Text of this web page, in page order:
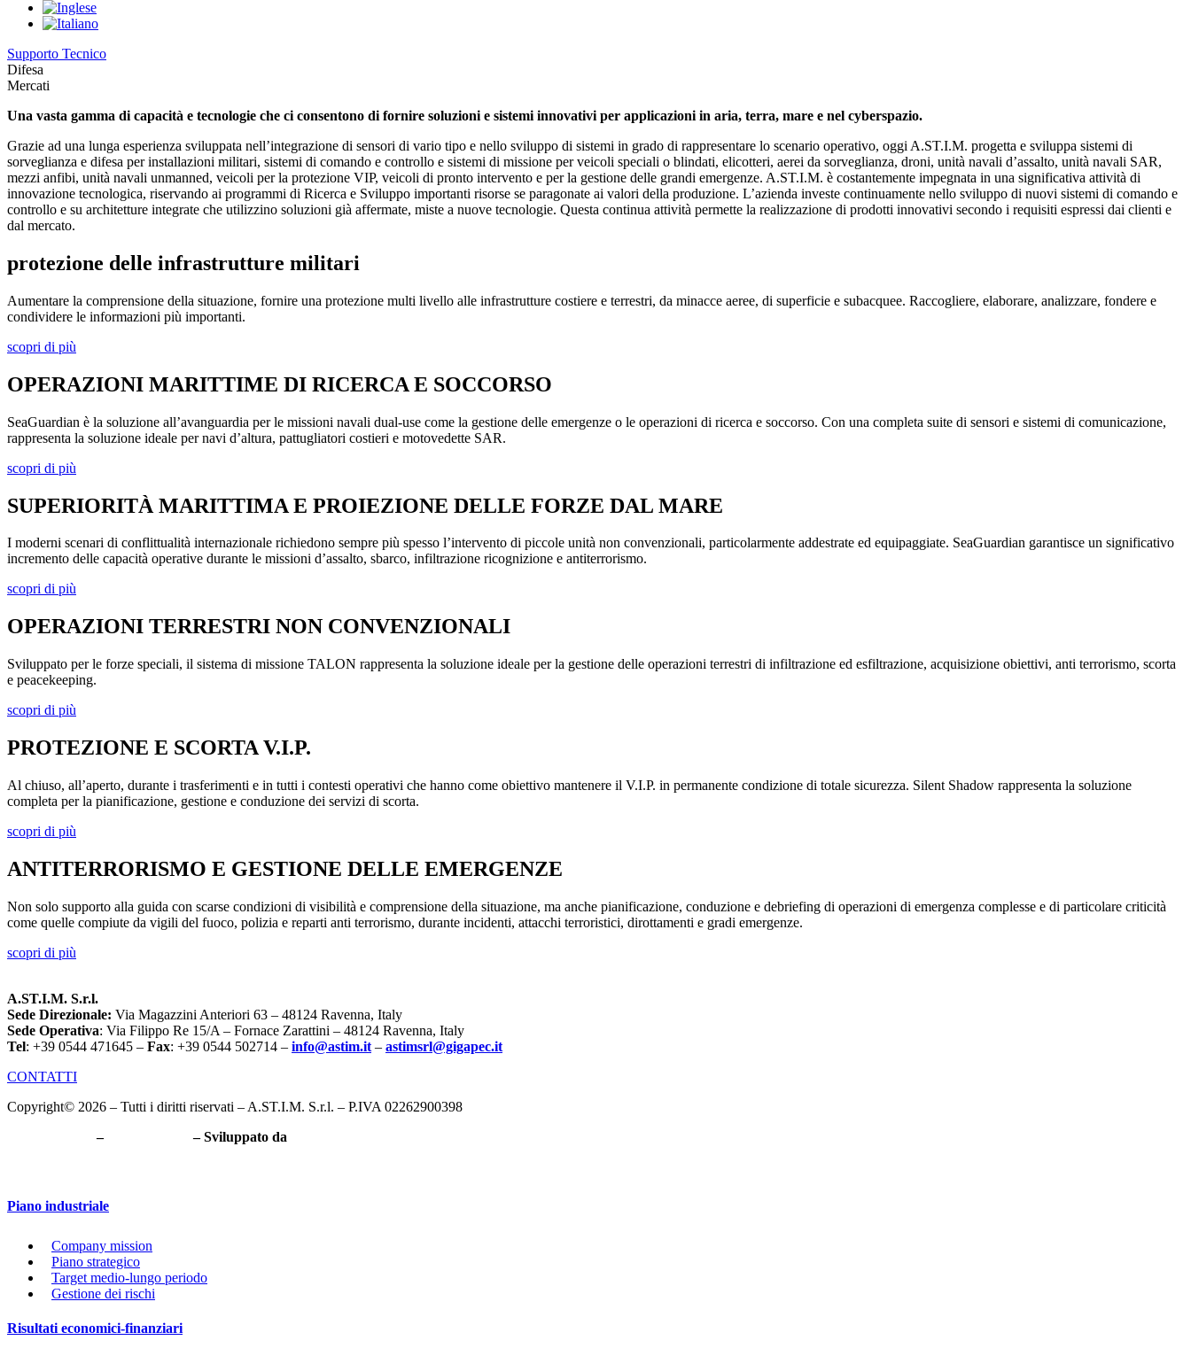
Supporto Tecnico
Difesa
Mercati
Una vasta gamma di capacità e tecnologie che ci consentono di fornire soluzioni e sistemi innovativi per applicazioni in aria, terra, mare e nel cyberspazio.
Grazie ad una lunga esperienza sviluppata nell’integrazione di sensori di vario tipo e nello sviluppo di sistemi in grado di rappresentare lo scenario operativo, oggi A.ST.I.M. progetta e sviluppa sistemi di
sorveglianza e difesa per installazioni militari, sistemi di comando e controllo e sistemi di missione per veicoli speciali o blindati, elicotteri, aerei da sorveglianza, droni, unità navali d’assalto, unità navali SAR,
mezzi anfibi, unità navali unmanned, veicoli per la protezione VIP, veicoli di pronto intervento e per la gestione delle grandi emergenze. A.ST.I.M. è costantemente impegnata in una significativa attività di
innovazione tecnologica, riservando ai programmi di Ricerca e Sviluppo importanti risorse se paragonate ai valori della produzione. L’azienda investe continuamente nello sviluppo di nuovi sistemi di comando e
controllo e su architetture integrate che utilizzino soluzioni già affermate, miste a nuove tecnologie. Questa continua attività permette la realizzazione di prodotti innovativi secondo i requisiti espressi dai clienti e
dal mercato.
protezione delle infrastrutture militari
Aumentare la comprensione della situazione, fornire una protezione multi livello alle infrastrutture costiere e terrestri, da minacce aeree, di superficie e subacquee. Raccogliere, elaborare, analizzare, fondere e
condividere le informazioni più importanti.
scopri di più
OPERAZIONI MARITTIME DI RICERCA E SOCCORSO
SeaGuardian è la soluzione all’avanguardia per le missioni navali dual-use come la gestione delle emergenze o le operazioni di ricerca e soccorso. Con una completa suite di sensori e sistemi di comunicazione,
rappresenta la soluzione ideale per navi d’altura, pattugliatori costieri e motovedette SAR.
scopri di più
SUPERIORITÀ MARITTIMA E PROIEZIONE DELLE FORZE DAL MARE
I moderni scenari di conflittualità internazionale richiedono sempre più spesso l’intervento di piccole unità non convenzionali, particolarmente addestrate ed equipaggiate. SeaGuardian garantisce un significativo
incremento delle capacità operative durante le missioni d’assalto, sbarco, infiltrazione ricognizione e antiterrorismo.
scopri di più
OPERAZIONI TERRESTRI NON CONVENZIONALI
Sviluppato per le forze speciali, il sistema di missione TALON rappresenta la soluzione ideale per la gestione delle operazioni terrestri di infiltrazione ed esfiltrazione, acquisizione obiettivi, anti terrorismo, scorta
e peacekeeping.
scopri di più
PROTEZIONE E SCORTA V.I.P.
Al chiuso, all’aperto, durante i trasferimenti e in tutti i contesti operativi che hanno come obiettivo mantenere il V.I.P. in permanente condizione di totale sicurezza. Silent Shadow rappresenta la soluzione
completa per la pianificazione, gestione e conduzione dei servizi di scorta.
scopri di più
ANTITERRORISMO E GESTIONE DELLE EMERGENZE
Non solo supporto alla guida con scarse condizioni di visibilità e comprensione della situazione, ma anche pianificazione, conduzione e debriefing di operazioni di emergenza complesse e di particolare criticità
come quelle compiute da vigili del fuoco, polizia e reparti anti terrorismo, durante incidenti, attacchi terroristici, dirottamenti e gradi emergenze.
scopri di più
A.ST.I.M. S.r.l.
Sede Direzionale: Via Magazzini Anteriori 63 – 48124 Ravenna, Italy
Sede Operativa: Via Filippo Re 15/A – Fornace Zarattini – 48124 Ravenna, Italy
Tel: +39 0544 471645 – Fax: +39 0544 502714 – info@astim.it – astimsrl@gigapec.it
CONTATTI
Copyright© 2026 – Tutti i diritti riservati – A.ST.I.M. S.r.l. – P.IVA 02262900398
– – Sviluppato da
Piano industriale
Company mission
Piano strategico
Target medio-lungo periodo
Gestione dei rischi
Risultati economici-finanziari